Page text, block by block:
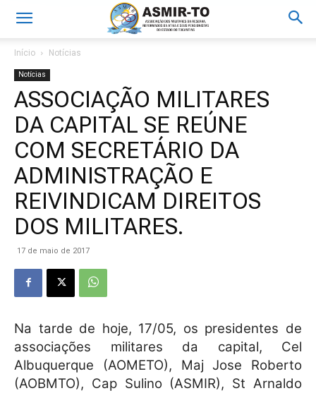
Início Notícias
Notícias
ASSOCIAÇÃO MILITARES
DA CAPITAL SE REÚNE
COM SECRETÁRIO DA
ADMINISTRAÇÃO E
REIVINDICAM DIREITOS
DOS MILITARES.
17 de maio de 2017
Na tarde de hoje, 17/05, os presidentes de
associações militares da capital, Cel
Albuquerque (AOMETO), Maj Jose Roberto
(AOBMTO), Cap Sulino (ASMIR), St Arnaldo